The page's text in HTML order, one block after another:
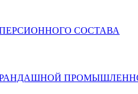
СОСТАВА